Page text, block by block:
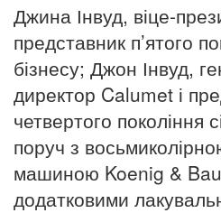
Джина Інвуд, віце-
представник п’ятого
бізнесу; Джон Інвуд,
директор Calumet і
четвертого покоління
поруч з
машиною Koenig &
додатковими